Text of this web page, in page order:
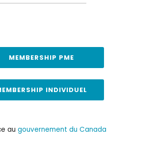
MEMBERSHIP PME
INDIVIDUEL
augouvernement du Canada